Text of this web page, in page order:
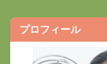
プロフィール